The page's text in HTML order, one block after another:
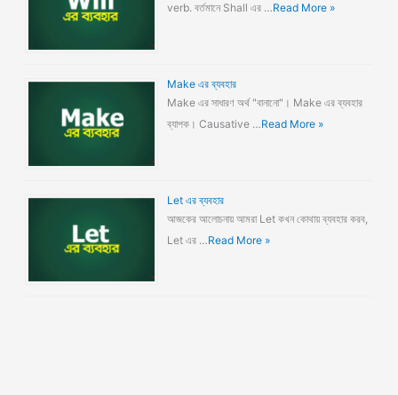
verb. বর্তমানে Shall এর …Read More »
Make এর ব্যবহার
Make এর সাধারণ অর্থ "বানানো"। Make এর ব্যবহার
ব্যাপক। Causative …Read More »
Let এর ব্যবহার
আজকের আলোচনায় আমরা Let কখন কোথায় ব্যবহার করব,
Let এর …Read More »